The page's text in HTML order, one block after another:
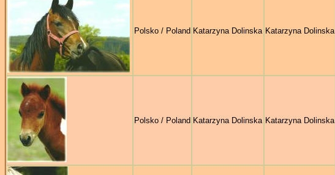
Polsko / Poland Katarzyna Dolinska Katarzyna Dolinska
Polsko / Poland Katarzyna Dolinska Katarzyna Dolinska